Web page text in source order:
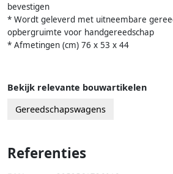
bevestigen
* Wordt geleverd met uitneembare
opbergruimte voor handgereedschap
* Afmetingen (cm) 76 x 53 x 44
Bekijk relevante bouwartikelen
Gereedschapswagens
Referenties